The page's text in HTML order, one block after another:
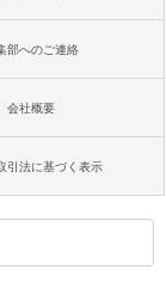
部へのご連絡
会社概要
引法に基づく表示